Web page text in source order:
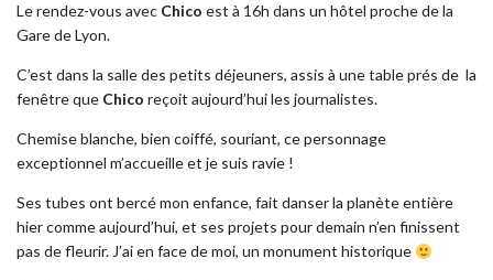
Le rendez-vous avec Chico est à 16h dans un hôtel proche de la
Gare de Lyon.
C’est dans la salle des petits déjeuners, assis à une table prés de la
fenêtre que Chico reçoit aujourd’hui les journalistes.
Chemise blanche, bien coiffé, souriant, ce personnage
exceptionnel m’accueille et je suis ravie !
Ses tubes ont bercé mon enfance, fait danser la planète entière
hier comme aujourd’hui, et ses projets pour demain n’en finissent
pas de fleurir. J’ai en face de moi, un monument historique